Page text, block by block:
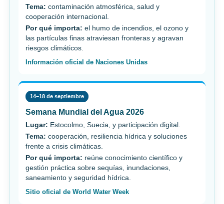
Tema: contaminación atmosférica, salud y
cooperación internacional.
Por qué importa: el humo de incendios, el ozono y
las partículas finas atraviesan fronteras y agravan
riesgos climáticos.
Información oficial de Naciones Unidas
14–18 de septiembre
Semana Mundial del Agua 2026
Lugar: Estocolmo, Suecia, y participación digital.
Tema: cooperación, resiliencia hídrica y soluciones
frente a crisis climáticas.
Por qué importa: reúne conocimiento científico y
gestión práctica sobre sequías, inundaciones,
saneamiento y seguridad hídrica.
Sitio oficial de World Water Week